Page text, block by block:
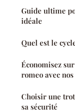
Guide ultime
idéale
Quel est le
Économisez
romeo avec
Choisir une
sa sécurité